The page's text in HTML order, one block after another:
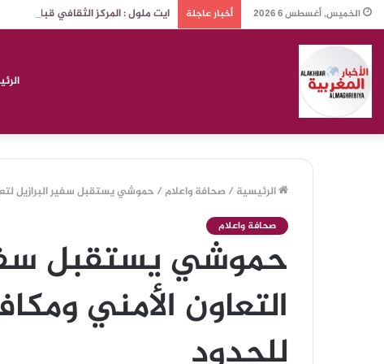
الخميس, أغسطس 6 2026 أخبار عاجلة ايت ملول : المركز الثقافي قبلة
الرئيسية /صحافة واعلام / حموشي يستقبل سفير البرازيل
صحافة واعلام
حموشي يستقبل
التعاون الأمني